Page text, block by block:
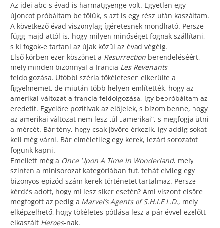
Az idei abc-s évad is harmatgyenge volt. Egyetlen egy
újoncot próbáltam be tőlük, s azt is egy rész után kaszáltam.
A következő évad viszonylag ígéretesnek mondható. Persze
függ majd attól is, hogy milyen minőséget fognak szállítani,
s ki fogok-e tartani az újak közül az évad végéig.
Első körben ezer köszönet a Resurrection berendeléséért,
mely minden bizonnyal a francia Les Revenants
feldolgozása. Utóbbi széria tökéletesen elkerülte a
figyelmemet, de miután több helyen említették, hogy az
amerikai változat a francia feldolgozása, így bepróbáltam az
eredetit. Egyelőre pozitívak az előjelek, s bízom benne, hogy
az amerikai változat nem lesz túl „amerikai”, s megfogja ütni
a mércét. Bár tény, hogy csak jövőre érkezik, így addig sokat
kell még várni. Bár elméletileg egy kerek, lezárt sorozatot
fogunk kapni.
Emellett még a Once Upon A Time In Wonderland, mely
szintén a minisorozat kategóriában fut, tehát elvileg egy
bizonyos epizód szám kerek történetet tartalmaz. Persze
kérdés adott, hogy mi lesz siker esetén? Ami viszont elsőre
megfogott az pedig a Marvel’s Agents of S.H.I.E.L.D., mely
elképzelhető, hogy tökéletes pótlása lesz a pár évvel ezelőtt
elkaszált Heroes-nak.